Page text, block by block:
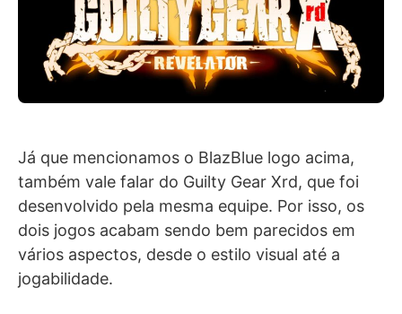
Já que mencionamos o BlazBlue logo acima,
também vale falar do Guilty Gear Xrd, que foi
desenvolvido pela mesma equipe. Por isso, os
dois jogos acabam sendo bem parecidos em
vários aspectos, desde o estilo visual até a
jogabilidade.